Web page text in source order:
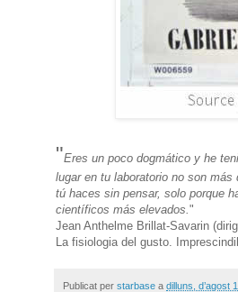
"Eres un poco dogmático y he
lugar en tu laboratorio no son
tú haces sin pensar, solo porque
científicos más elevados. "
Jean Anthelme Brillat-Savarin
La fisiologia del gusto.
Publicat per starbase a dilluns, d’agost